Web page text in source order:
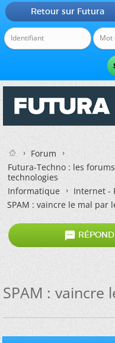
Retour sur Futura
Forum
Futura-Techno : les
technologies
Informatique
Internet -
SPAM : vaincre le mal par

SPAM : vaincre